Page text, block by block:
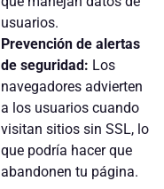
usuarios.
Prevención de alertas
de seguridad: Los
navegadores advierten
a los usuarios cuando
visitan sitios sin SSL, lo
que podría hacer que
abandonen tu página.